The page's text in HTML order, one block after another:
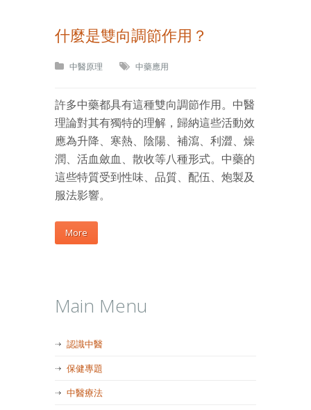
什麼是雙向調節作用？
中醫原理 中藥應用
許多中藥都具有這種雙向調節作用。中醫
理論對其有獨特的理解，歸納這些活動效
應為升降、寒熱、陰陽、補瀉、利澀、燥
潤、活血斂血、散收等八種形式。中藥的
這些特質受到性味、品質、配伍、炮製及
服法影響。
More
Main Menu
認識中醫
保健專題
中醫療法